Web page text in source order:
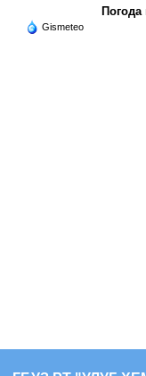
Погода
Gismeteo